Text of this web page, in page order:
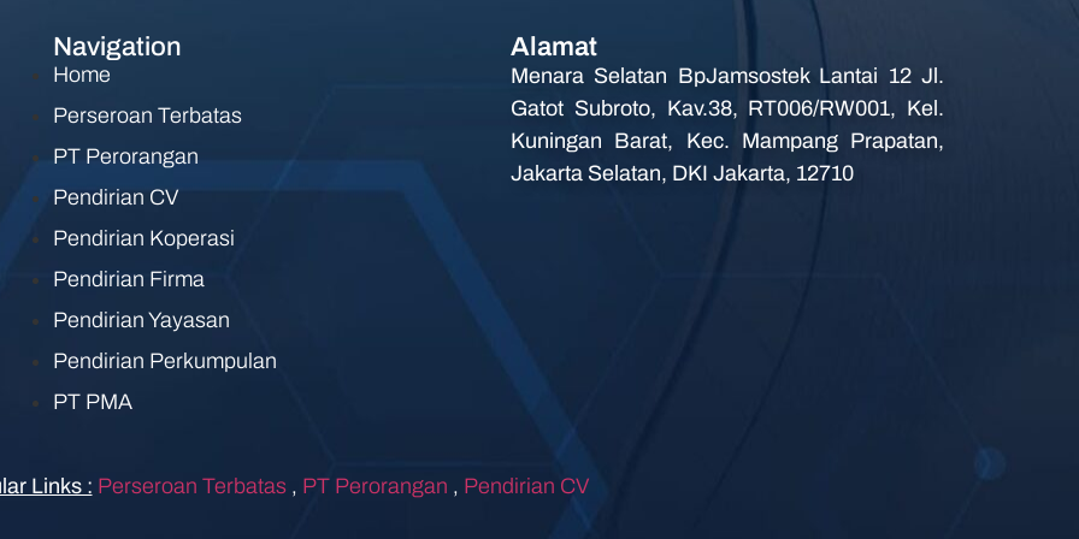
Navigation
Home
Perseroan Terbatas
PT Perorangan
Pendirian CV
Pendirian Koperasi
Pendirian Firma
Pendirian Yayasan
Pendirian Perkumpulan
PT PMA
Alamat
Menara Selatan BpJamsostek Lantai 12 Jl.
Gatot Subroto, Kav.38, RT006/RW001, Kel.
Kuningan Barat, Kec. Mampang Prapatan,
Jakarta Selatan, DKI Jakarta, 12710
Links : Perseroan Terbatas , PT Perorangan , Pendirian CV